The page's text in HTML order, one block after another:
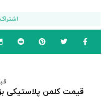
قیمت کلمن پلاستیکی بزرگ